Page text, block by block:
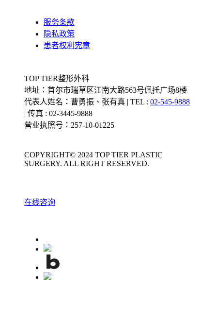
服务条款
隐私政策
患者权利宪章
TOP TIER整形外科
地址：首尔市瑞草区江南大路563号佩托广场8楼
代表人姓名：曹勇振、张有真 | TEL : 02-545-9888
| 传真 : 02-3445-9888
营业执照号：257-10-01225
COPYRIGHT© 2024 TOP TIER PLASTIC
SURGERY. ALL RIGHT RESERVED.
在线咨询